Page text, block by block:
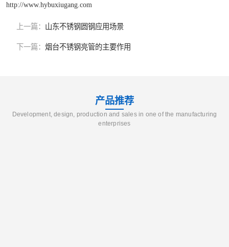
http://www.hybuxiugang.com
上一篇： 山东不锈钢圆钢应用场景
下一篇： 烟台不锈钢亮管的主要作用
产品推荐
Development, design, production and sales in one of the manufacturing
enterprises